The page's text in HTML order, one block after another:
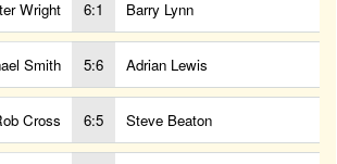
Wright 6:1 Barry Lynn
Smith 5:6 Adrian Lewis
Cross 6:5 Steve Beaton